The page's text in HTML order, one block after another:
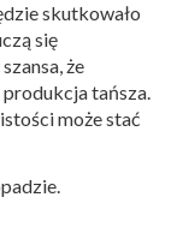
skutkowało
się
że
tańsza.
może stać